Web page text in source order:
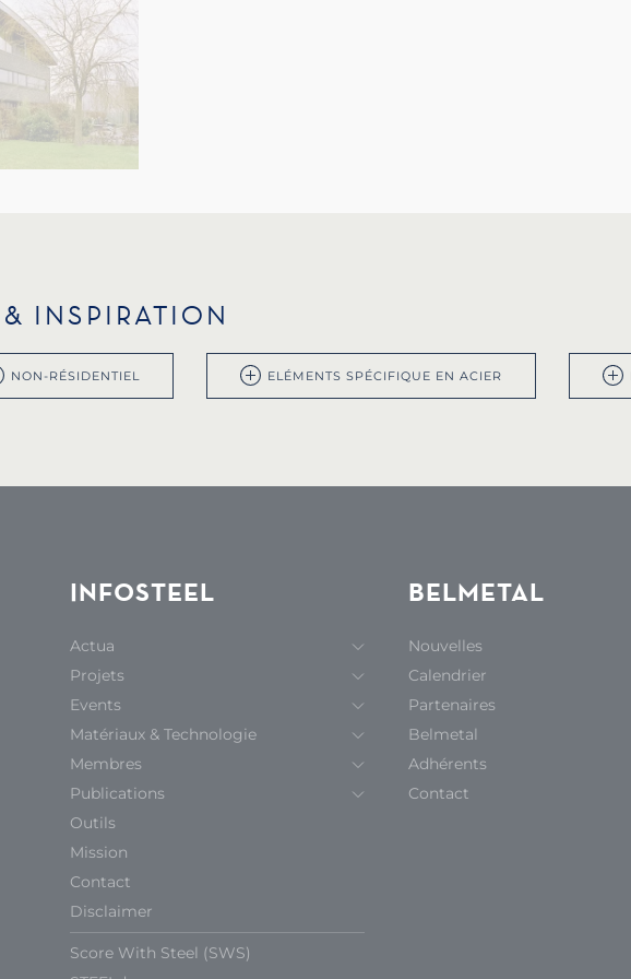
INSPIRATION
NON-RÉSIDENTIEL ELÉMENTS SPÉCIFIQUE EN ACIER
INFOSTEEL
Actua
Projets
Events
Matériaux & Technologie
Membres
Publications
Outils
Mission
Contact
Disclaimer
Score With Steel (SWS)
BELMETAL
Nouvelles
Calendrier
Partenaires
Belmetal
Adhérents
Contact